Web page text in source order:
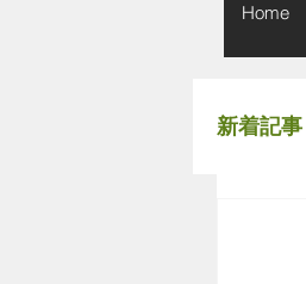
Home
新着記事